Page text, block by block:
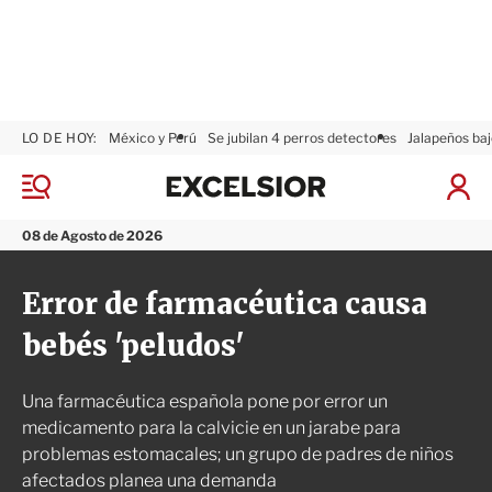
M
n
ú
08 de Agosto de 2026
LO DE HOY: México y Perú Se jubilan 4 perros detectores Jalapeños
I
x
l
i
o
Error de farmacéutica causa
bebés 'peludos'
Una farmacéutica española pone por error un
medicamento para la calvicie en un jarabe para
problemas estomacales; un grupo de padres de niños
afectados planea una demanda